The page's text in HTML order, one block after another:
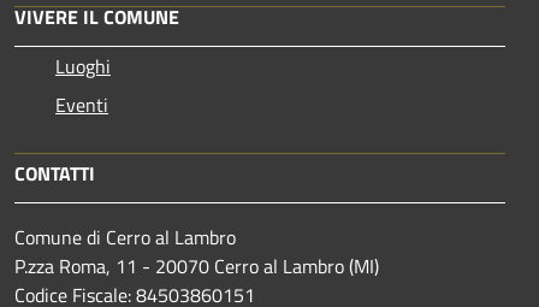
VIVERE IL COMUNE
Luoghi
Eventi
CONTATTI
Comune di Cerro al Lambro
P.zza Roma, 11 - 20070 Cerro al Lambro (MI)
Codice Fiscale: 84503860151